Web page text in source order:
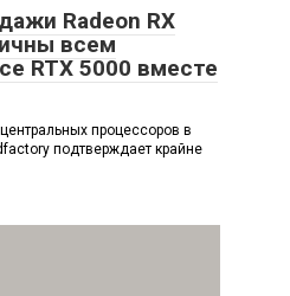
Radeon RX
всем
RTX 5000 вместе
процессоров в
подтверждает крайне